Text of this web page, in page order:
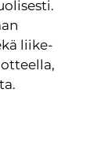
liike-